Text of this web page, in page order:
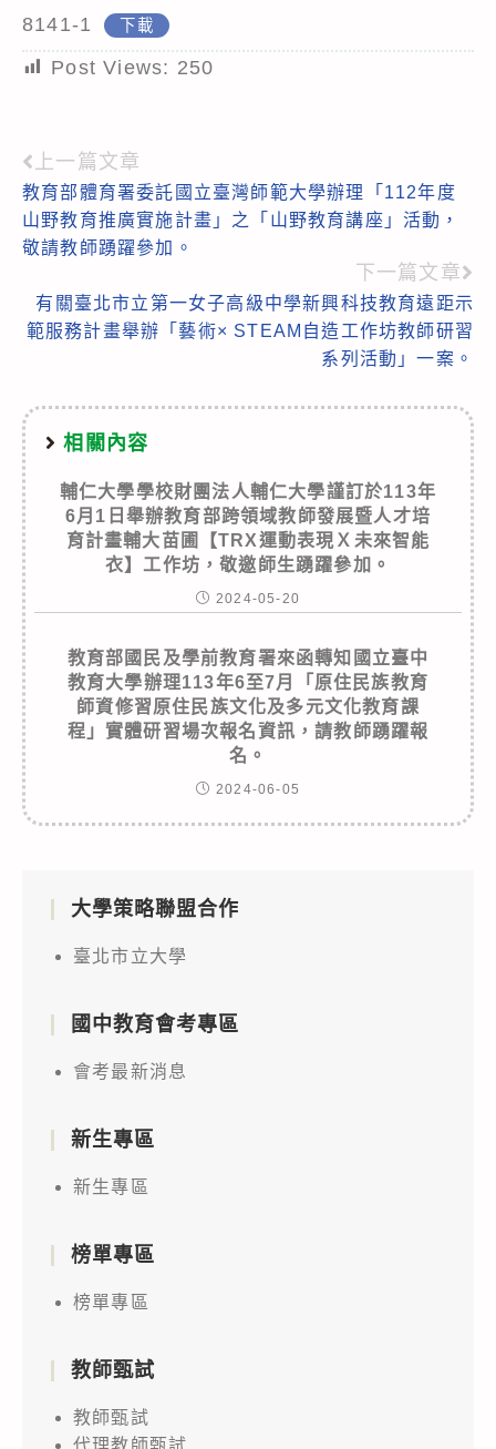
8141-1 下載
Post Views: 250
Read
more
articles
上一篇文章
教育部體育署委託國立臺灣師範大學辦理「112年度
山野教育推廣實施計畫」之「山野教育講座」活動，
敬請教師踴躍參加。
下一篇文章
有關臺北市立第一女子高級中學新興科技教育遠距示
範服務計畫舉辦「藝術× STEAM自造工作坊教師研習
系列活動」一案。
相關內容
輔仁大學學校財團法人輔仁大學謹訂於113年
6月1日舉辦教育部跨領域教師發展暨人才培
育計畫輔大苗圃【TRX運動表現Ｘ未來智能
衣】工作坊，敬邀師生踴躍參加。
2024-05-20
教育部國民及學前教育署來函轉知國立臺中
教育大學辦理113年6至7月「原住民族教育
師資修習原住民族文化及多元文化教育課
程」實體研習場次報名資訊，請教師踴躍報
名。
2024-06-05
大學策略聯盟合作
臺北市立大學
國中教育會考專區
會考最新消息
新生專區
新生專區
榜單專區
榜單專區
教師甄試
教師甄試
代理教師甄試